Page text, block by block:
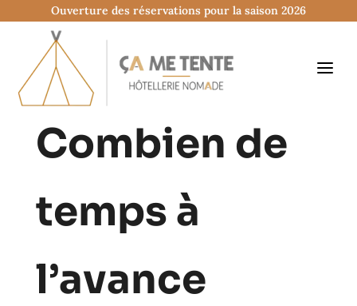
Ouverture des réservations pour la saison 2026
Combien de
temps à
l’avance